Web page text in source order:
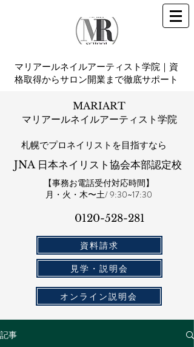
マリアールネイルアーティスト学院｜資
格取得からサロン開業まで徹底サポート
MARIART
マリアールネイルアーティスト学院
札幌​でプロネイリストを目指すなら
JNA 日本ネイリスト協会本部認定校
【事務お電話受付対応時間】
​月・火・木〜土/ 9:30~17:30
0120-528-281​
資料請求
見学・説明会
オンライン説明会
記事